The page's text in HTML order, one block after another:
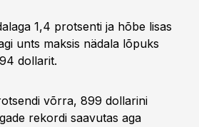
1,4 protsenti ja hõbe lisas
unts maksis nädala lõpuks
dollarit.
võrra, 899 dollarini
rekordi saavutas aga